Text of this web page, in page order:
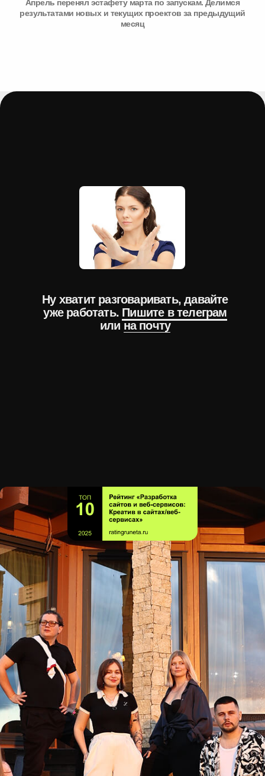
Апрель перенял эстафету марта по запускам. Делимся
результатами новых и текущих проектов за предыдущий
месяц
Ну хватит разговаривать, давайте
уже работать. Пишите в телеграм
или на почту